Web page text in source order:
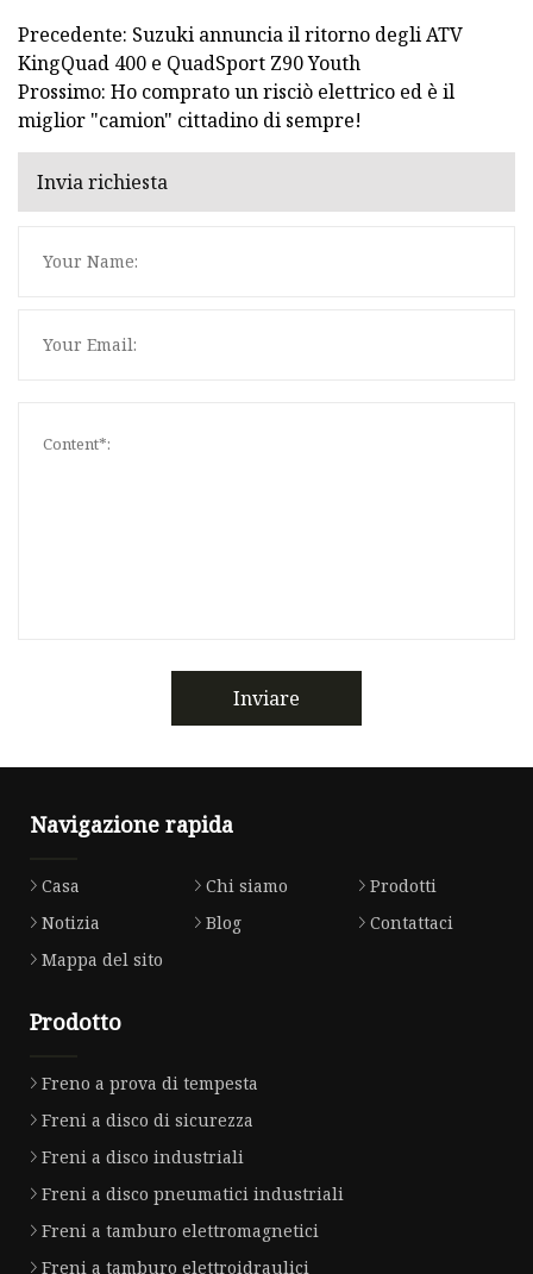
Precedente: Suzuki annuncia il ritorno degli ATV
KingQuad 400 e QuadSport Z90 Youth
Prossimo: Ho comprato un risciò elettrico ed è il
miglior "camion" cittadino di sempre!
Invia richiesta
Inviare
Navigazione rapida
Casa Chi siamo
Prodotti
Notizia
Blog
Contattaci
Mappa del sito
Prodotto
Freno a prova di tempesta
Freni a disco di sicurezza
Freni a disco industriali
Freni a disco pneumatici industriali
Freni a tamburo elettromagnetici
Freni a tamburo elettroidraulici